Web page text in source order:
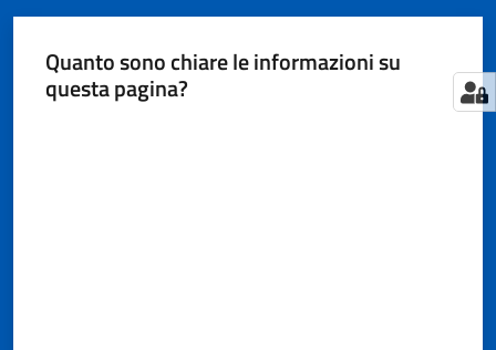
Seguici
Quanto sono chiare le informazioni su
questa pagina?